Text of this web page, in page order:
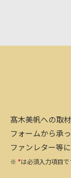
髙木美帆への取
フォームから承っ
ファンレター等
※ *は必須入力項目で